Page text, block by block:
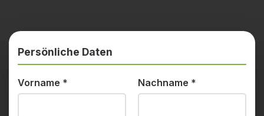
Persönliche Daten
Vorname * Nachname *